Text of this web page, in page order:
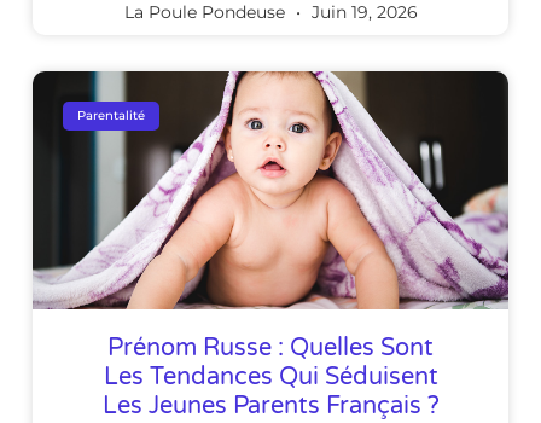
La Poule Pondeuse Juin 19, 2026
Parentalité
Prénom Russe : Quelles Sont
Les Tendances Qui Séduisent
Les Jeunes Parents Français ?